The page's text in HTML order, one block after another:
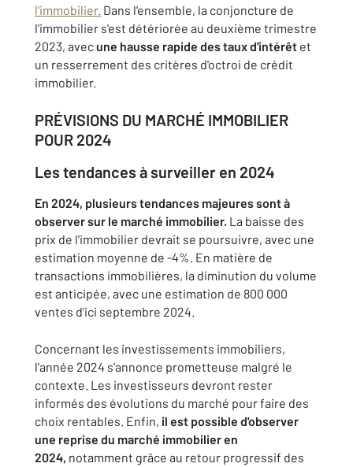
l'immobilier. Dans l'ensemble, la conjoncture de
l'immobilier s'est détériorée au deuxième trimestre
2023, avecune hausse rapide des taux d'intérêt et
un resserrement des critères d'octroi de crédit
immobilier.
PRÉVISIONS DU MARCHÉ IMMOBILIER
POUR 2024
Les tendances à surveiller en 2024
En 2024, plusieurs tendances majeures sont à
observer sur le marché immobilier. La baisse des
prix de l'immobilier devrait se poursuivre, avec une
estimation moyenne de -4%. En matière de
transactions immobilières, la diminution du volume
est anticipée, avec une estimation de 800 000
ventes d'ici septembre 2024.
Concernant les investissements immobiliers,
l'année 2024 s'annonce prometteuse malgré le
contexte. Les investisseurs devront rester
informés des évolutions du marché pour faire des
choix rentables. Enfin, il est possible d'observer
une reprise du marché immobilier en
2024, notamment grâce au retour progressif des